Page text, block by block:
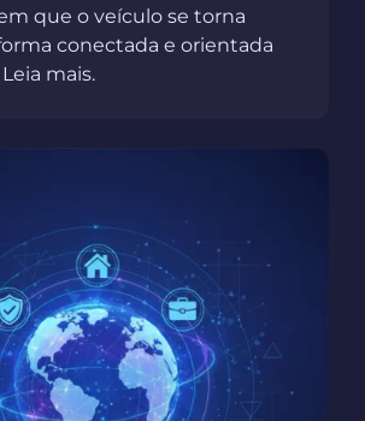
que o veículo se torna
conectada e orientada
mais.